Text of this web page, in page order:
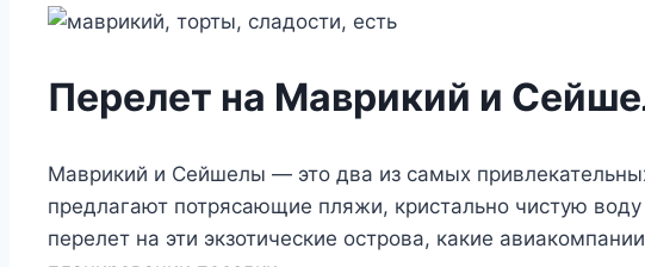
Перелет на Маврикий и
Маврикий и Сейшелы — это два из самых
предлагают потрясающие пляжи, кристально чистую
перелет на эти экзотические острова, какие